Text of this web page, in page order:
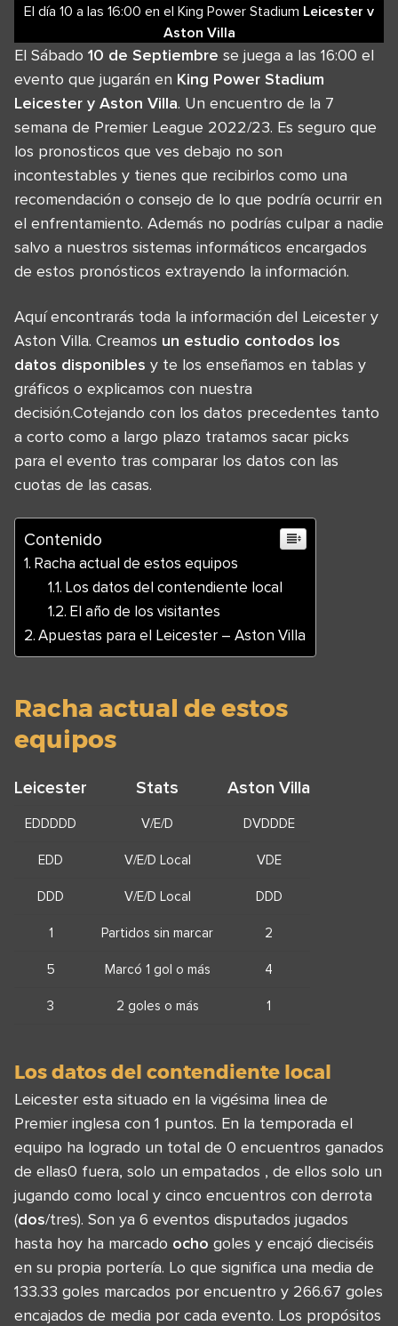
El día 10 a las 16:00 en el King Power Stadium Leicester v
Aston Villa
El Sábado 10 de Septiembre se juega a las 16:00 el
evento que jugarán en King Power Stadium
Leicester y Aston Villa. Un encuentro de la 7
semana de Premier League 2022/23. Es seguro que
los pronosticos que ves debajo no son
incontestables y tienes que recibirlos como una
recomendación o consejo de lo que podría ocurrir en
el enfrentamiento. Además no podrías culpar a nadie
salvo a nuestros sistemas informáticos encargados
de estos pronósticos extrayendo la información.
Aquí encontrarás toda la información del Leicester y
Aston Villa. Creamos un estudio contodos los
datos disponibles y te los enseñamos en tablas y
gráficos o explicamos con nuestra
decisión.Cotejando con los datos precedentes tanto
a corto como a largo plazo tratamos sacar picks
para el evento tras comparar los datos con las
cuotas de las casas.
Contenido
Racha actual de estos equipos
Los datos del contendiente local
El año de los visitantes
Apuestas para el Leicester – Aston Villa
Racha actual de estos
equipos
Leicester Stats Aston Villa
EDDDDD V/E/D DVDDDE
EDD V/E/D Local VDE
DDD V/E/D Local DDD
1 Partidos sin marcar 2
5 Marcó 1 gol o más 4
3 2 goles o más 1
Los datos del contendiente local
Leicester esta situado en la vigésima linea de
Premier inglesa con 1 puntos. En la temporada el
equipo ha logrado un total de 0 encuentros ganados
de ellas0 fuera, solo un empatados , de ellos solo un
jugando como local y cinco encuentros con derrota
(dos/tres). Son ya 6 eventos disputados jugados
hasta hoy ha marcado ocho goles y encajó dieciséis
en su propia portería. Lo que significa una media de
133.33 goles marcados por encuentro y 266.67 goles
encajados de media por cada evento. Los propósitos